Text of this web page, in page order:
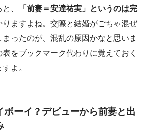
、
「前妻＝安達祐実」というのは完
りますよね。交際と結婚がごちゃ混ぜ
ったのが、混乱の原因かなと思いま
をブックマーク代わりに覚えておく
よ。
ボーイ？デビューから前妻と出